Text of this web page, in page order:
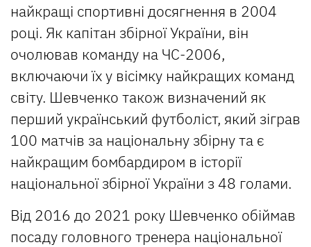
найкращі спортивні досягнення в 2004
році. Як капітан збірної України, він
очолював команду на ЧС-2006,
включаючи їх у вісімку найкращих команд
світу. Шевченко також визначений як
перший український футболіст, який зіграв
100 матчів за національну збірну та є
найкращим бомбардиром в історії
національної збірної України з 48 голами.
Від 2016 до 2021 року Шевченко обіймав
посаду головного тренера національної